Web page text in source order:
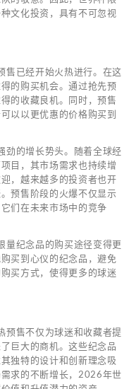
文化投资，具有不可忽视
售已经开始火热进行。在这
的购买机会。通过抢先预
的收藏良机。同时，预售
以以更优惠的价格购买到
劲的增长势头。随着全球经
目，其市场需求也持续增
，越来越多的投资者也开
预售阶段的火爆不仅显示
们在未来市场中的竞争
量纪念品的购买途径变得更
买到心仪的纪念品，避免
买方式，使得更多的球迷
预售不仅为球迷和收藏者提
巨大的商机。这些纪念品
独特的设计和创新理念吸
求的不断增长，2026年世